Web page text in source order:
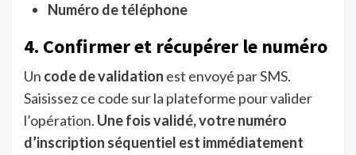
Numéro de téléphone
4. Confirmer et récupérer le numéro
Un code de validation est envoyé par SMS.
Saisissez ce code sur la plateforme pour valider
l’opération. Une fois validé, votre numéro
d’inscription séquentiel est immédiatement